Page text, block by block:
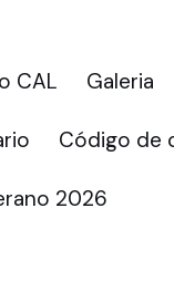
CAL Galeria
Código de
2026